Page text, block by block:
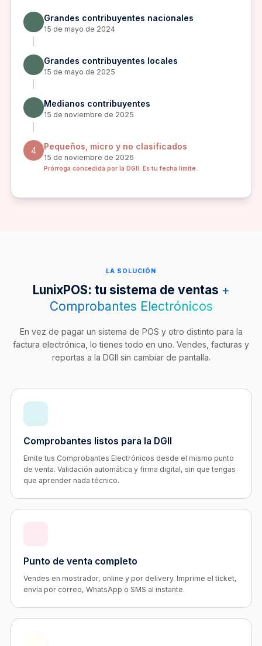
Grandes contribuyentes nacionales
15 de mayo de 2024
Grandes contribuyentes locales
15 de mayo de 2025
Medianos contribuyentes
15 de noviembre de 2025
4 Pequeños, micro y no clasificados
15 de noviembre de 2026
Prórroga concedida por la DGII. Es tu fecha límite.
LA SOLUCIÓN
LunixPOS: tu sistema de ventas +
Comprobantes Electrónicos
En vez de pagar un sistema de POS y otro distinto para la
factura electrónica, lo tienes todo en uno. Vendes, facturas y
reportas a la DGII sin cambiar de pantalla.
Comprobantes listos para la DGII
Emite tus Comprobantes Electrónicos desde el mismo punto
de venta. Validación automática y firma digital, sin que tengas
que aprender nada técnico.
Punto de venta completo
Vendes en mostrador, online y por delivery. Imprime el ticket,
envía por correo, WhatsApp o SMS al instante.